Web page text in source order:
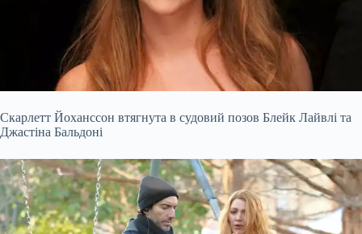
Скарлетт Йоханссон втягнута в судовий позов Блейк Лайвлі та
Джастіна Бальдоні